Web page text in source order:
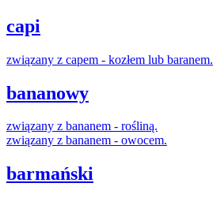
capi
związany z capem - kozłem lub baranem.
bananowy
związany z bananem - rośliną.
związany z bananem - owocem.
barmański